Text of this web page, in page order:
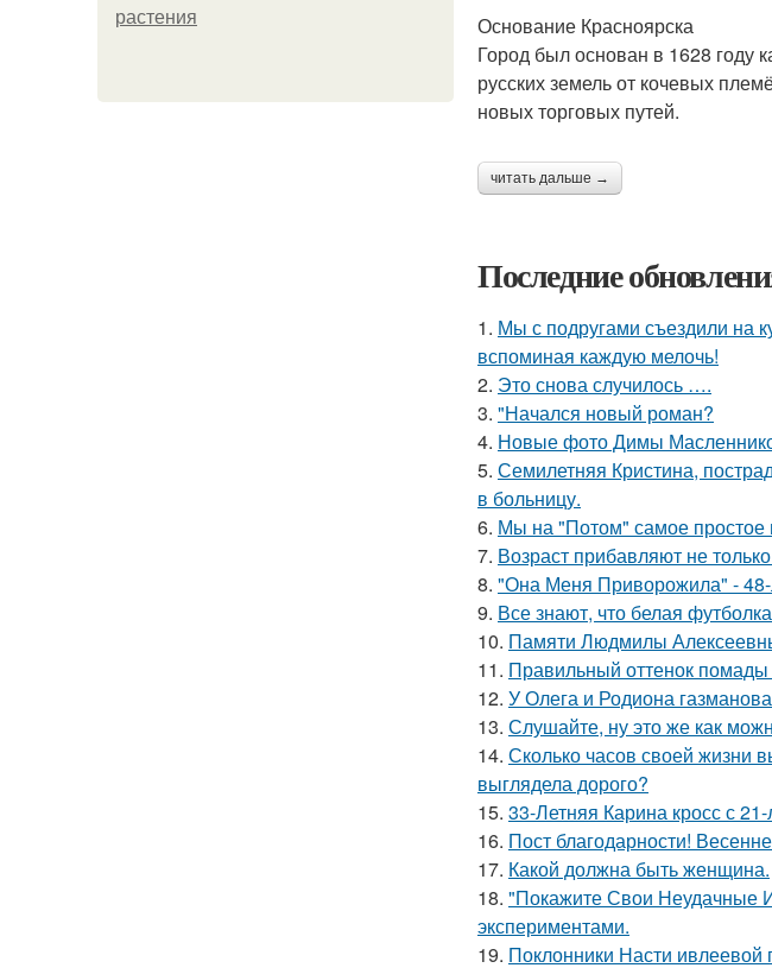
растения
Основание Красноярска
Город был основан в 1628
русских земель от кочевых
новых торговых путей.
читать дальше →
Последние
1. Мы с подругами съездили на
вспоминая каждую мелочь!
2. Это снова случилось ….
3. "Начался новый роман?
4. Новые фото Димы
5. Семилетняя Кристина,
в больницу.
6. Мы на "Потом" самое
7. Возраст прибавляют не
8. "Она Меня Приворожила" - 48-
9. Все знают, что белая
10. Памяти Людмилы
11. Правильный оттенок помады
12. У Олега и Родиона
13. Слушайте, ну это же как
14. Сколько часов своей жизни
выглядела дорого?
15. 33-Летняя Карина кросс с
16. Пост благодарности!
17. Какой должна быть женщина.
18. "Покажите Свои Неудачные
экспериментами.
19. Поклонники Насти